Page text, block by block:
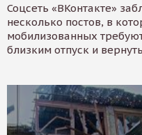
Соцсеть «ВКонтакте»
несколько постов, в
мобилизованных
близким отпуск и